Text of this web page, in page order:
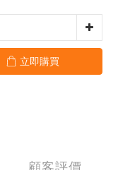
立即購買
顧客評價